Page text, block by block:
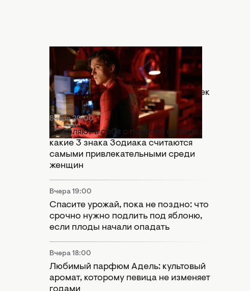
Вчера 20:30
Что означает сцена после титров
"Человек-паук: Абсолютно новый
день": Marvel оставили важный намек
Вчера 20:00
Влюбляют в себя с первого взгляда:
какие 3 знака Зодиака считаются
самыми привлекательными среди
женщин
Вчера 19:00
Спасите урожай, пока не поздно: что
срочно нужно подлить под яблоню,
если плоды начали опадать
Вчера 18:00
Любимый парфюм Адель: культовый
аромат, которому певица не изменяет